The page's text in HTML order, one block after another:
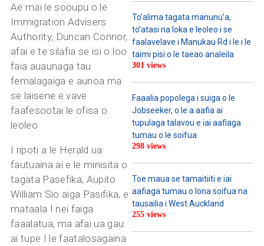
Ae mai le sooupu o le
Immigration Advisers
Authority, Duncan Connor,
afai e te silafia se isi o loo
faia auaunaga tau
femalagaiga e aunoa ma
se laisene e vave
faafesootai le ofisa o
leoleo
I ripoti a le Herald ua
fautuaina ai e le minisita o
tagata Pasefika, Aupito
William Sio aiga Pasifika, e
mataala I nei faiga
faaalatua, ma afai ua gau
ai tupe I le faatalosagaina
To’alima tagata manunu’a,
to’atasi na loka e leoleo i se
faalavelave i Manukau Rd i le i le
taimi pisi o le taeao analeila
301 views
Faaalia popolega i suiga o le
Jobseeker, o le a aafia ai
tupulaga talavou e iai aafiaga
tumau o le soifua
298 views
Toe maua se tamaitiiti e iai
aafiaga tumau o lona soifua na
tausailia i West Auckland
255 views